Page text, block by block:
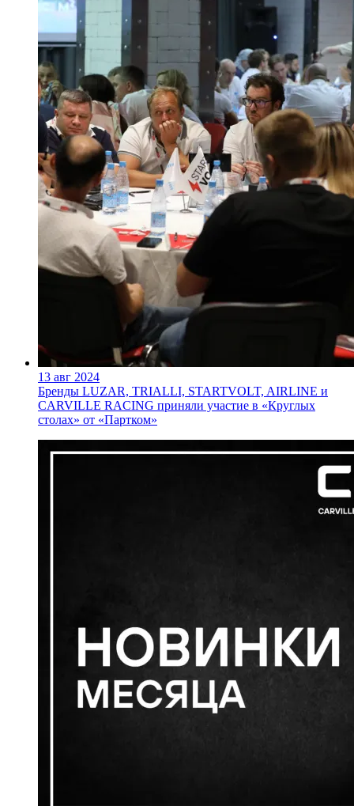
13 авг 2024
Бренды LUZAR, TRIALLI, STARTVOLT, AIRLINE и
CARVILLE RACING приняли участие в «Круглых
столах» от «Партком»